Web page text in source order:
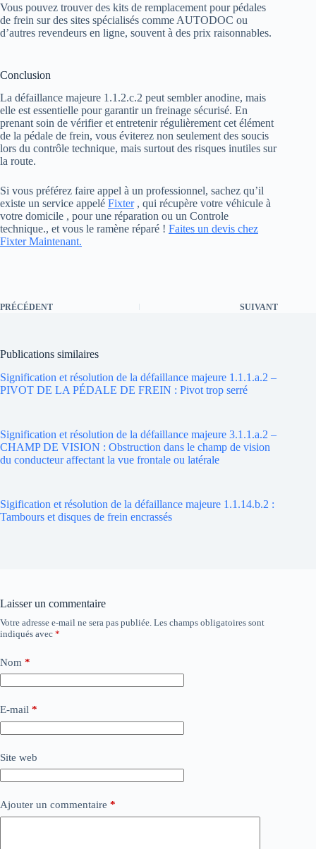
Vous pouvez trouver des kits de remplacement pour pédales
de frein sur des sites spécialisés comme AUTODOC ou
d’autres revendeurs en ligne, souvent à des prix raisonnables.
Conclusion
La défaillance majeure 1.1.2.c.2 peut sembler anodine, mais
elle est essentielle pour garantir un freinage sécurisé. En
prenant soin de vérifier et entretenir régulièrement cet élément
de la pédale de frein, vous éviterez non seulement des soucis
lors du contrôle technique, mais surtout des risques inutiles sur
la route.
Si vous préférez faire appel à un professionnel, sachez qu’il
existe un service appelé Fixter, qui récupère votre véhicule à
votre domicile , pour une réparation ou un Controle
technique., et vous le ramène réparé ! Faites un devis chez
Fixter Maintenant.
PRÉCÉDENT SUIVANT
Publications similaires
Signification et résolution de la défaillance majeure 1.1.1.a.2 –
PIVOT DE LA PÉDALE DE FREIN : Pivot trop serré
Signification et résolution de la défaillance majeure 3.1.1.a.2 –
CHAMP DE VISION : Obstruction dans le champ de vision
du conducteur affectant la vue frontale ou latérale
Sigification et résolution de la défaillance majeure 1.1.14.b.2 :
Tambours et disques de frein encrassés
Laisser un commentaire
Votre adresse e-mail ne sera pas publiée. Les champs obligatoires sont
indiqués avec *
Nom *
E-mail *
Site web
Ajouter un commentaire *